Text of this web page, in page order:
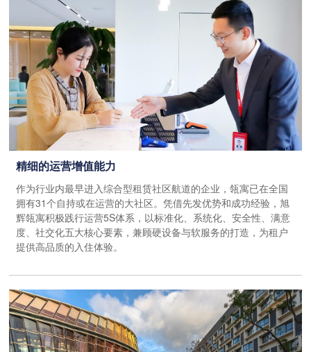
精细的运营增值能力
作为行业内最早进入综合型租赁社区航道的企业，瓴寓已在全国
拥有31个自持或在运营的大社区。凭借先发优势和成功经验，旭
辉瓴寓积极践行运营5S体系，以标准化、系统化、安全性、满意
度、社交化五大核心要素，兼顾硬设备与软服务的打造，为租户
提供高品质的入住体验。